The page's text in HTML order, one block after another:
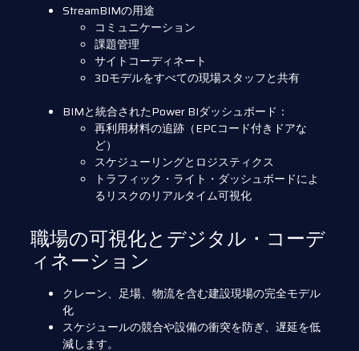
StreamBIMの用途
コミュニケーション
課題管理
サイトコーディネート
3Dモデルをすべての現場スタッフと共有
BIMと統合されたPower BIダッシュボード：
再利用材料の追跡（EPCコード付きドアな
ど）
スケジューリングとロジスティクス
トラフィック・ライト・ダッシュボードによ
るリスクのリアルタイム可視化
職場の可視化とデジタル・コーデ
ィネーション
クレーン、足場、物流を含む建設現場の完全モデル
化
スケジュールの競合や設備の衝突を防ぎ、遅延を低
減します。